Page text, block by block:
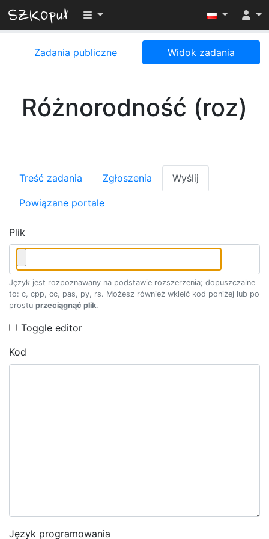
Przełącz widoczność menu
Zadania publiczne Widok zadania
Różnorodność (roz)
Treść zadania Zgłoszenia Wyślij
Powiązane portale
Plik
Język jest rozpoznawany na podstawie rozszerzenia; dopuszczalne
to: c, cpp, cc, pas, py, rs. Możesz również wkleić kod poniżej lub po
prostu przeciągnąć plik.
Toggle editor
Kod
Język programowania